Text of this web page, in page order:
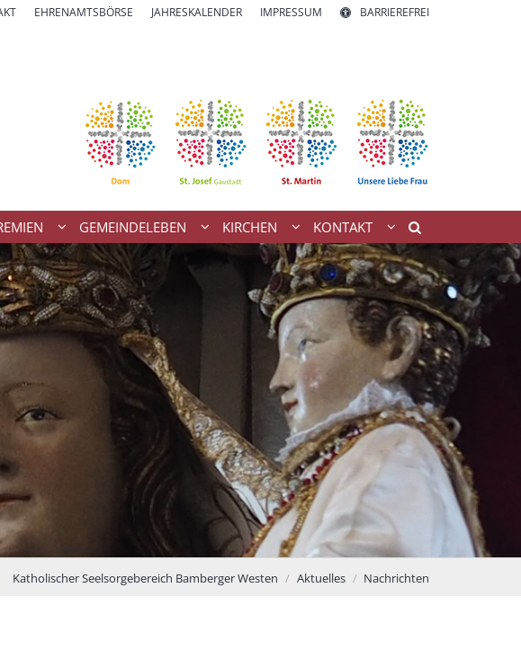
EHRENAMTSBÖRSE JAHRESKALENDER IMPRESSUM BARRIEREFREI
GEMEINDELEBEN KIRCHEN KONTAKT
Katholischer Seelsorgebereich Bamberger Westen Aktuelles Nachrichten